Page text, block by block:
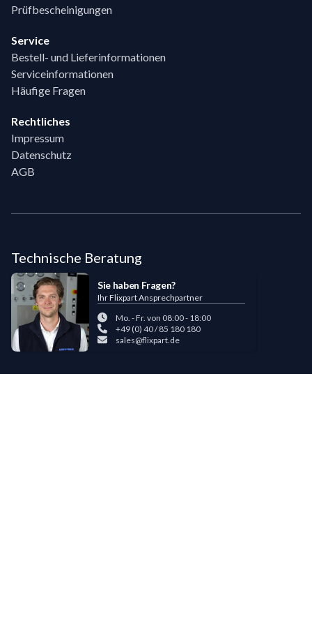
Prüfbescheinigungen
Service
Bestell- und Lieferinformationen
Serviceinformationen
Häufige Fragen
Rechtliches
Impressum
Datenschutz
AGB
Technische Beratung
Sie haben Fragen?
Ihr Flixpart Ansprechpartner
Mo. - Fr. von 08:00 - 18:00
+49 (0) 40 / 85 180 180
sales@flixpart.de
Zahlungsmöglichkeiten